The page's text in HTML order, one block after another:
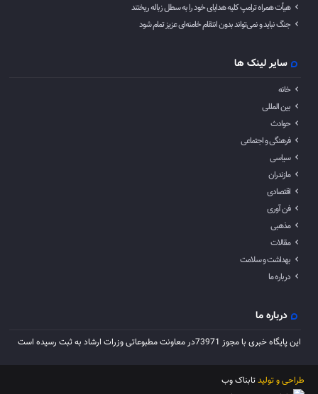
هیأت همراه ترامپ کلیه هدایای خود را به سطل زباله ریختند
جنگ نباید و نمی‌تواند بدون انتقام خامنه‌ای عزیز تمام شود
سایر لینک ها
خانه
بین المللی
حوادث
فرهنگی و اجتماعی
سیاسی
مازندران
اقتصادی
فن آوری
مذهبی
مقالات
بهداشت و سلامت
درباره ما
درباره ما
این پایگاه خبری با مجوز 73971در معاونت مطبوعاتی وزرات ارشاد به ثبت رسیده است
طراحی و تولیدتابناک وب